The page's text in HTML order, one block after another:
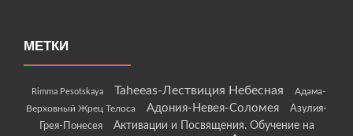
МЕТКИ
Rimma Pesotskaya Taheeas-Лествиция Небесная
Адама-
Верховный Жрец Телоса
Адония-Невея-Соломея
Азулия-
Грея-Понесея
Активации и Посвящения. Обучение на